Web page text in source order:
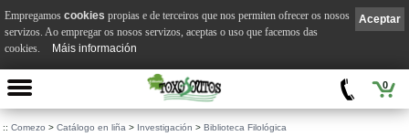
0
:: Comezo > Catálogo en liña > Investigación > Biblioteca Filológica
Aceptar
Empregamos cookies propias e de terceiros que nos permiten ofrecer os nosos
servizos. Ao empregar os nosos servizos, aceptas o uso que facemos das
cookies.
Máis información